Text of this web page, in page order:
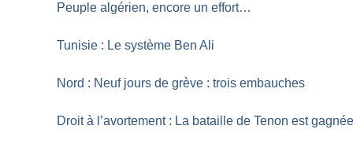
Peuple algérien, encore un effort…
Tunisie : Le système Ben Ali
Nord : Neuf jours de grève : trois embauches
Droit à l’avortement : La bataille de Tenon est